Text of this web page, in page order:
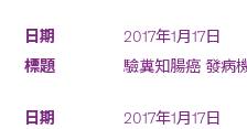
2017年1月17日
驗糞知腸癌 發病
2017年1月17日